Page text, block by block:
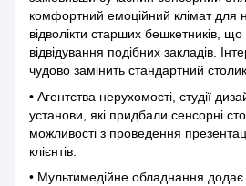
комфортний емоційний клімат для
відволікти старших бешкетників,
відвідування подібних закладів.
чудово замінить стандартний
• Агентства нерухомості, студії
установи, які придбали сенсорні
можливості з проведення
клієнтів.
• Мультимедійне обладнання додає